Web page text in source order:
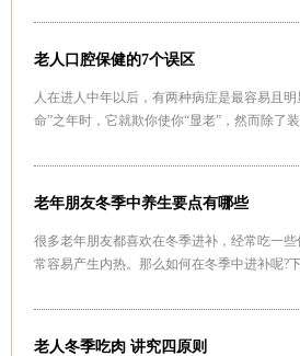
老人口腔保健的7个误区
人在进人中年以后，有两种病症是最容易且
命”之年时，它就欺你使你“显老”，然而除了
老年朋友冬季中养生要点有哪些
很多老年朋友都喜欢在冬季进补，经常吃一
常容易产生内热。那么如何在冬季中进补呢?
老人冬季吃肉 讲究四原则